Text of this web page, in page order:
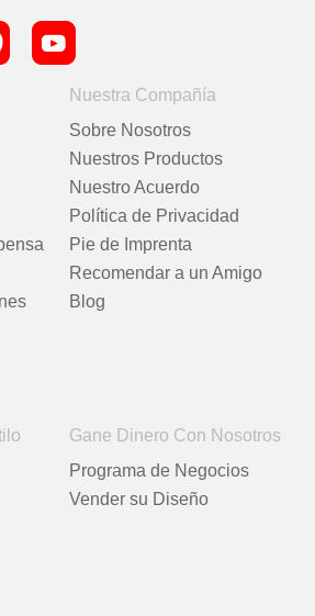
Nuestra Compañía
Sobre Nosotros
Nuestros Productos
Nuestro Acuerdo
Política de Privacidad
Pie de Imprenta
Recomendar a un Amigo
Blog
Gane Dinero Con Nosotros
Programa de Negocios
Vender su Diseño